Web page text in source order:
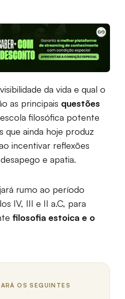
da vida e qual o
as principais questões
filosófica potente
que ainda hoje produz
incentivar reflexões
e apatia.
rumo ao período
IV, III e II a.C, para
filosofia estoica e o
OS SEGUINTES